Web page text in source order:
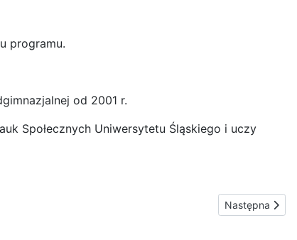
programu.
od 2001 r.
Społecznych Uniwersytetu Śląskiego i uczy
Następna
Następna